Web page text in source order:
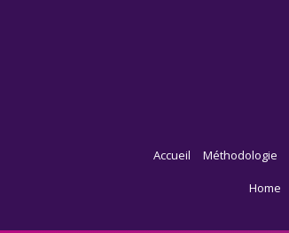
Accueil Méthodologie
Home